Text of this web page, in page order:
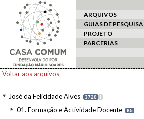
ARQUIVOS
GUIAS DE PESQUISA
PROJETO
PARCERIAS
Voltar aos arquivos
José da Felicidade Alves 3720 I
01. Formação e Actividade Docente 65